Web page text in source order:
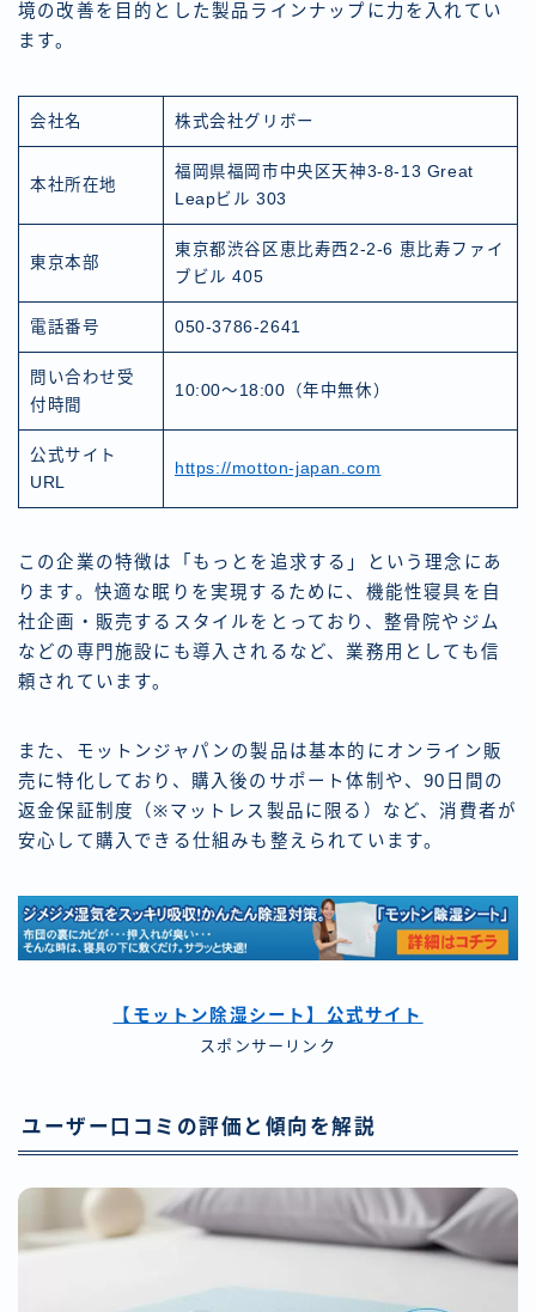
境の改善を目的とした製品ラインナップに力を入れてい
ます。
会社名 株式会社グリボー
本社所在地
福岡県福岡市中央区天神3-8-13 Great
Leapビル 303
東京本部
東京都渋谷区恵比寿西2-2-6 恵比寿ファイ
ブビル 405
電話番号 050-3786-2641
問い合わせ受
付時間
10:00〜18:00（年中無休）
公式サイト
URL
https://motton-japan.com
この企業の特徴は「もっとを追求する」という理念にあ
ります。快適な眠りを実現するために、機能性寝具を自
社企画・販売するスタイルをとっており、整骨院やジム
などの専門施設にも導入されるなど、業務用としても信
頼されています。
また、モットンジャパンの製品は基本的にオンライン販
売に特化しており、購入後のサポート体制や、90日間の
返金保証制度（※マットレス製品に限る）など、消費者が
安心して購入できる仕組みも整えられています。
【モットン除湿シート】公式サイト
スポンサーリンク
ユーザー口コミの評価と傾向を解説